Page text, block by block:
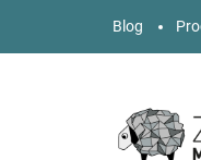
obsah
Blog